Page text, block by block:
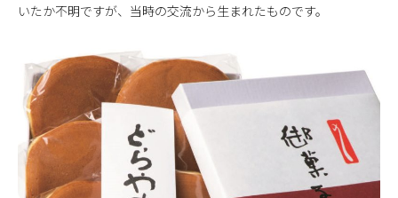
いたか不明ですが、当時の交流から生まれたものです。